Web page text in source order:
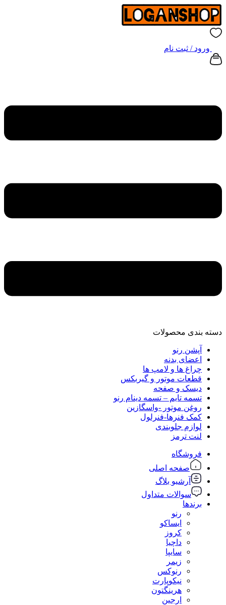
ورود / ثبت نام
دسته‌ بندی محصولات
آپشن رنو
اعضای بدنه
چراغ ها و لامپ ها
قطعات موتور و گیربکس
دیسک و صفحه
تسمه تایم – تسمه دینام رنو
روغن موتور -واسگازین
کمک فنرها-فنرلول
لوازم جلوبندی
لنت ترمز
فروشگاه
صفحه اصلی
آرشیو بلاگ
سوالات متداول
برندها
رنو
ایساکو
کروز
داچیا
سایپا
زیمر
رنوکس
نیکوپارت
هرینگتون
ارجین